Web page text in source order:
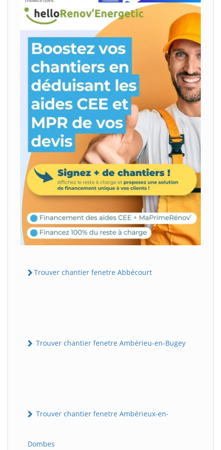
Trouver chantier fenetre Abbécourt
Trouver chantier fenetre Ambérieu-en-Bugey
Trouver chantier fenetre Ambérieux-en-
Dombes